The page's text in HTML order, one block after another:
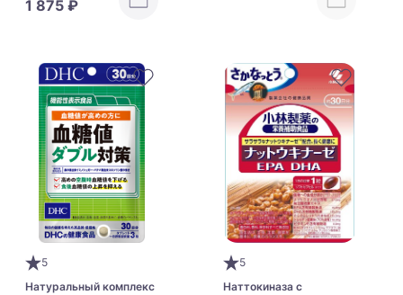
1 875 ₽
5
Натуральный комплекс
5
Наттокиназа с